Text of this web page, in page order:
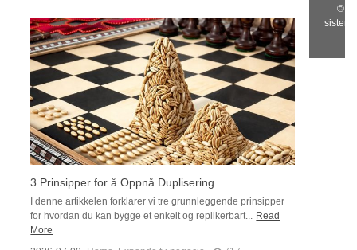
3 Prinsipper for å Oppnå Duplisering
I denne artikkelen forklarer vi tre grunnleggende prinsipper
for hvordan du kan bygge et enkelt og replikerbart...
Read
More
©